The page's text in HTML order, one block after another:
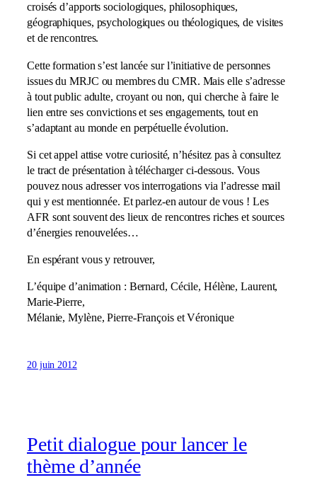
croisés d’apports sociologiques, philosophiques,
géographiques, psychologiques ou théologiques, de visites
et de rencontres.
Cette formation s’est lancée sur l’initiative de personnes
issues du MRJC ou membres du CMR. Mais elle s’adresse
à tout public adulte, croyant ou non, qui cherche à faire le
lien entre ses convictions et ses engagements, tout en
s’adaptant au monde en perpétuelle évolution.
Si cet appel attise votre curiosité, n’hésitez pas à consultez
le tract de présentation à télécharger ci-dessous. Vous
pouvez nous adresser vos interrogations via l’adresse mail
qui y est mentionnée. Et parlez-en autour de vous ! Les
AFR sont souvent des lieux de rencontres riches et sources
d’énergies renouvelées…
En espérant vous y retrouver,
L’équipe d’animation : Bernard, Cécile, Hélène, Laurent,
Marie-Pierre,
Mélanie, Mylène, Pierre-François et Véronique
20 juin 2012
Petit dialogue pour lancer le
thème d’année